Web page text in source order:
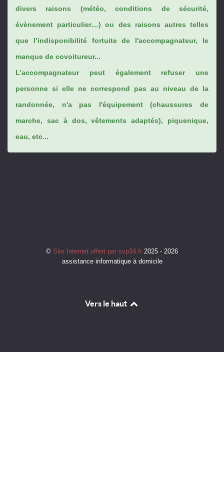
divers raisons (météo, conditions de sécurité,
évènement particulier…) ou des raisons autres telles
que l’indisponibilité fortuite de l'accompagnateur, le
manque de covoitureur...
L’accompagnateur peut également refuser une
personne si elle ne correspond pas au niveau de la
randonnée, n'a pas l'équipement (chaussures de
marche, sac à dos, vêtements adaptés), piquenique,
eau, etc...
© Site Internet offert par svp34.fr 2025 - 2026
assistance informatique à domicile
Vers le haut